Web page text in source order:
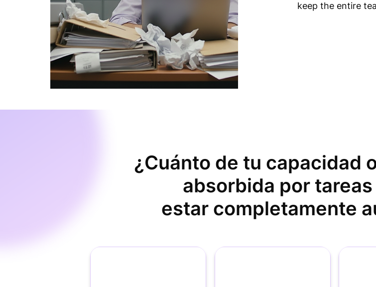
keep the entire
¿Cuánto de tu capacidad
absorbida por
estar completamente